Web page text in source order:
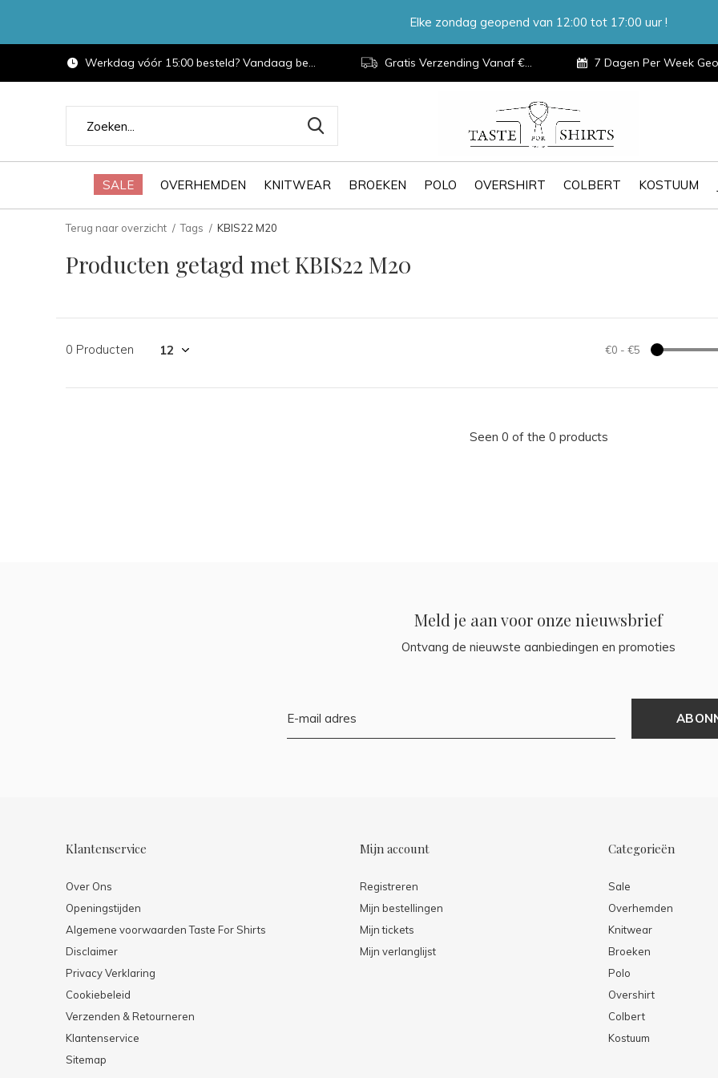
SALE OVERHEMDEN KNITWEAR BROEKEN POLO OVERSHIRT COLBERT KOSTUUM
Werkdag vóór 15:00 besteld? Vandaag bezorgd. Gratis Verzending Vanaf €100,- 7 Dagen Per Week Geopend
Elke zondag geopend van 12:00 tot 17:00 uur !
Terug naar overzicht Tags KBIS22 M20
Producten getagd met KBIS22 M20
0 Producten €0 - €5
Seen 0 of the 0 products
Meld je aan voor onze nieuwsbrief
Ontvang de nieuwste aanbiedingen en promoties
Klantenservice
Over Ons
Openingstijden
Algemene voorwaarden Taste For Shirts
Disclaimer
Privacy Verklaring
Cookiebeleid
Verzenden & Retourneren
Klantenservice
Sitemap
Mijn account
Registreren
Mijn bestellingen
Mijn tickets
Mijn verlanglijst
Categorieën
Sale
Overhemden
Knitwear
Broeken
Polo
Overshirt
Colbert
Kostuum